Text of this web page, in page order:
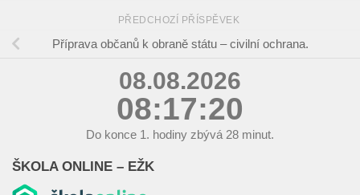
PŘEDCHOZÍ PŘÍSPĚVEK
Příprava občanů k obraně státu – civilní ochrana.
08.08.2026
08:17:20
Do konce 1. hodiny zbývá 28 minut.
ŠKOLA ONLINE – EŽK